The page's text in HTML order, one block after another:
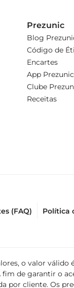
Prezunic
Blog
Código de
Encartes
App Prezunic
Clube
Receitas
(FAQ) Política
o valor
fim de garantir o
cliente. Os